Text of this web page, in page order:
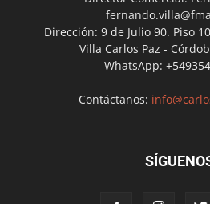
Dirección: 9 de Julio 90. Piso
Villa Carlos Paz -
WhatsApp:
Contáctanos: